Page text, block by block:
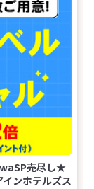
売尽し★
ンホテルズス